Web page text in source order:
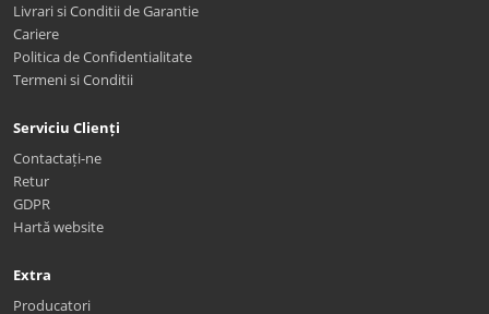
Livrari si Conditii de Garantie
Cariere
Politica de Confidentialitate
Termeni si Conditii
Serviciu Clienți
Contactați-ne
Retur
GDPR
Hartă website
Extra
Producatori